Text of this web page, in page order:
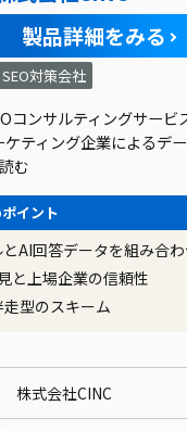
製品詳細をみる
SEO対策会社
コンサルティングサービ
ケティング企業によるデ
む
イント
とAI回答データを組み合
と上場企業の信頼性
型のスキーム
株式会社CINC